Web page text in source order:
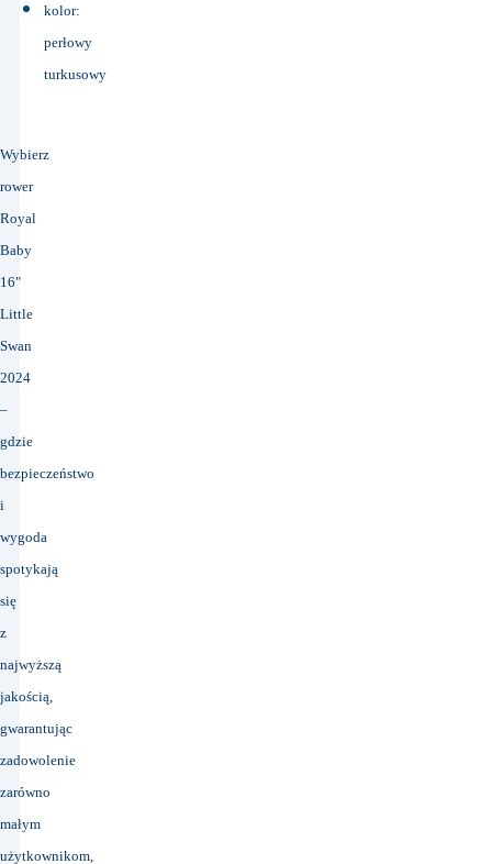
kolor:
perłowy
turkusowy
Wybierz
rower
Royal
Baby
16"
Little
Swan
2024
–
gdzie
bezpieczeństwo
i
wygoda
spotykają
się
z
najwyższą
jakością,
gwarantując
zadowolenie
zarówno
małym
użytkownikom,